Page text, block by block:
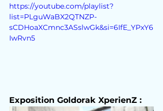
https://youtube.com/playlist?
list=PLguWaBX2QTNZP-
sCDHoaXCmnc3ASslwGk&si=6IfE_YPxY6
IwRvn5
Exposition Goldorak XperienZ :